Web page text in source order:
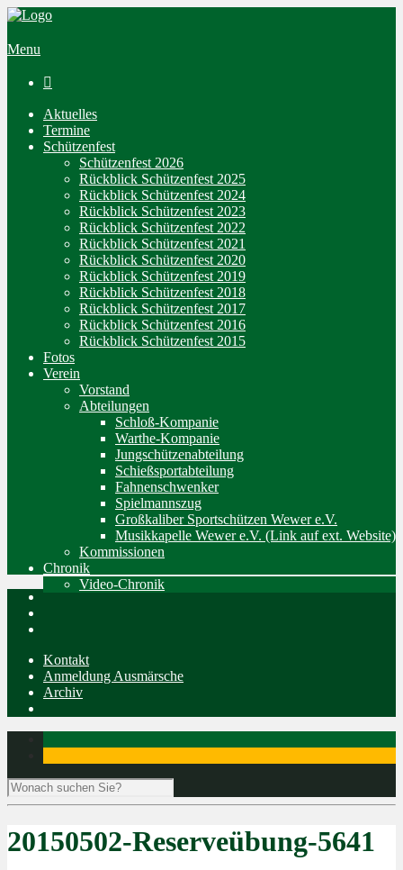
Menu

Aktuelles
Termine
Schützenfest
Schützenfest 2026
Rückblick Schützenfest 2025
Rückblick Schützenfest 2024
Rückblick Schützenfest 2023
Rückblick Schützenfest 2022
Rückblick Schützenfest 2021
Rückblick Schützenfest 2020
Rückblick Schützenfest 2019
Rückblick Schützenfest 2018
Rückblick Schützenfest 2017
Rückblick Schützenfest 2016
Rückblick Schützenfest 2015
Fotos
Verein
Vorstand
Abteilungen
Schloß-Kompanie
Warthe-Kompanie
Jungschützenabteilung
Schießsportabteilung
Fahnenschwenker
Spielmannszug
Großkaliber Sportschützen Wewer e.V.
Musikkapelle Wewer e.V. (Link auf ext. Website)
Kommissionen
Chronik
Video-Chronik
Kontakt
Anmeldung Ausmärsche
Archiv
20150502-Reserveübung-5641